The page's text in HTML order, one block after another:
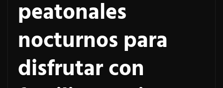
peatonales
nocturnos para
disfrutar con